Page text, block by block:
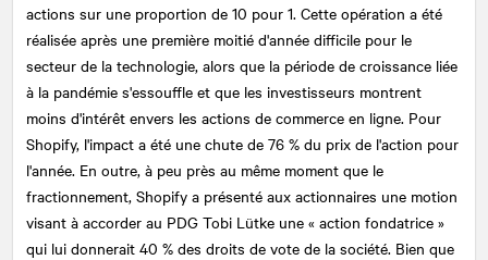
actions sur une proportion de 10 pour 1. Cette opération a été
réalisée après une première moitié d'année difficile pour le
secteur de la technologie, alors que la période de croissance liée
à la pandémie s'essouffle et que les investisseurs montrent
moins d'intérêt envers les actions de commerce en ligne. Pour
Shopify, l'impact a été une chute de 76 % du prix de l'action pour
l'année. En outre, à peu près au même moment que le
fractionnement, Shopify a présenté aux actionnaires une motion
visant à accorder au PDG Tobi Lütke une « action fondatrice »
qui lui donnerait 40 % des droits de vote de la société. Bien que